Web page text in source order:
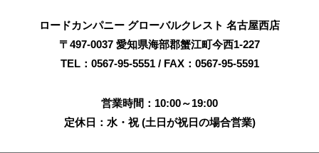
ロードカンパニー グローバルクレスト 名古屋西店
〒497-0037 愛知県海部郡蟹江町今西1-227
TEL：0567-95-5551 / FAX：0567-95-5591
営業時間：10:00～19:00
定休日：水・祝 (土日が祝日の場合営業)